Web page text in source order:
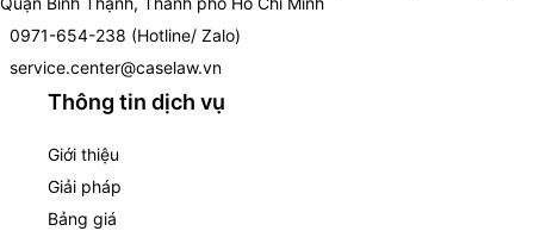
0971-654-238 (Hotline/ Zalo)
service.center@caselaw.vn
Thông tin dịch vụ
Giới thiệu
Giải pháp
Bảng giá